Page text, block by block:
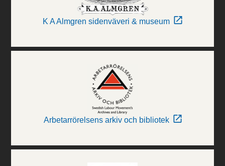
K A Almgren sidenväveri & museum
Arbetarrörelsens arkiv och bibliotek